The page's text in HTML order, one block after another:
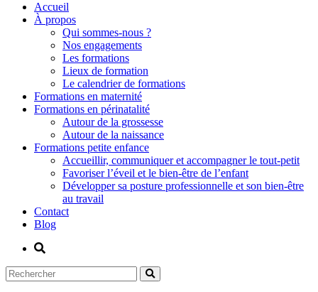
Accueil
À propos
Qui sommes-nous ?
Nos engagements
Les formations
Lieux de formation
Le calendrier de formations
Formations en maternité
Formations en périnatalité
Autour de la grossesse
Autour de la naissance
Formations petite enfance
Accueillir, communiquer et accompagner le tout-petit
Favoriser l’éveil et le bien-être de l’enfant
Développer sa posture professionnelle et son bien-être
au travail
Contact
Blog